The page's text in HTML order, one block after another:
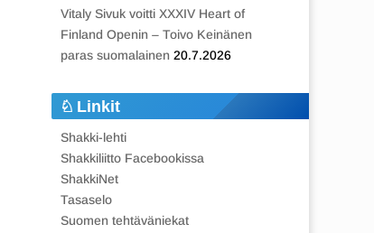
Vitaly Sivuk voitti XXXIV Heart of
Finland Openin – Toivo Keinänen
paras suomalainen 20.7.2026
Linkit
Shakki-lehti
Shakkiliitto Facebookissa
ShakkiNet
Tasaselo
Suomen tehtäväniekat